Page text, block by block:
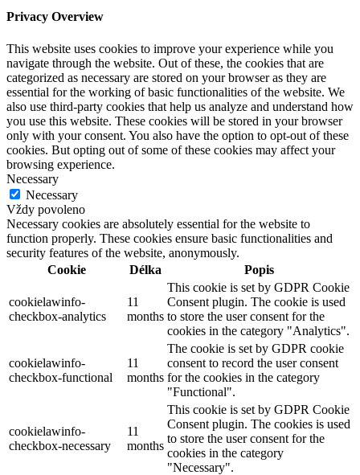
Privacy Overview
This website uses cookies to improve your experience while you
navigate through the website. Out of these, the cookies that are
categorized as necessary are stored on your browser as they are
essential for the working of basic functionalities of the website. We
also use third-party cookies that help us analyze and understand how
you use this website. These cookies will be stored in your browser
only with your consent. You also have the option to opt-out of these
cookies. But opting out of some of these cookies may affect your
browsing experience.
Necessary
Necessary
Vždy povoleno
Necessary cookies are absolutely essential for the website to
function properly. These cookies ensure basic functionalities and
security features of the website, anonymously.
Cookie
Délka Popis
cookielawinfo-
checkbox-analytics
11
months
This cookie is set by GDPR Cookie
Consent plugin. The cookie is used
to store the user consent for the
cookies in the category "Analytics".
cookielawinfo-
checkbox-functional
11
months
The cookie is set by GDPR cookie
consent to record the user consent
for the cookies in the category
"Functional".
cookielawinfo-
checkbox-necessary
11
months
This cookie is set by GDPR Cookie
Consent plugin. The cookies is used
to store the user consent for the
cookies in the category
"Necessary".